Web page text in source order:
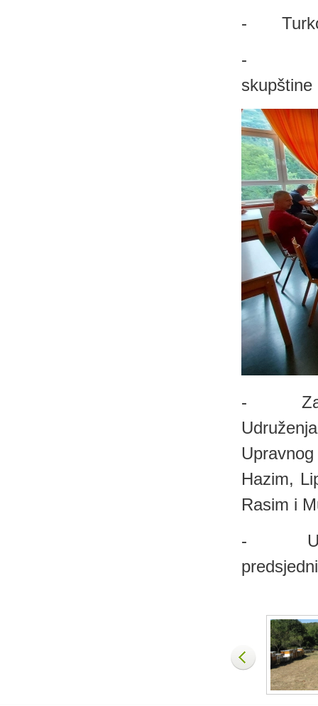
-
-
skupštine
- Za
Hazim,
Rasim i
- U